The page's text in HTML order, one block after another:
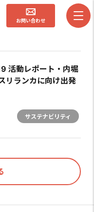
お問い合わせ
活動レポート・内堀
リランカに向け出発
サステナビリティ